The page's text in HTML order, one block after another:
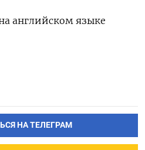
английском языке
НА ТЕЛЕГРАМ